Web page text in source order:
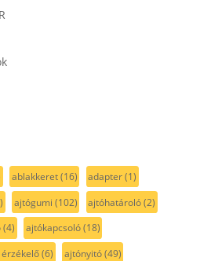
ablakkeret(16) adapter(1)
ajtógumi (102) ajtóhatároló(2)
(4) ajtókapcsoló(18)
(6) ajtónyitó(49)